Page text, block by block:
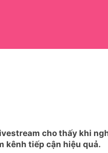
cho thấy khi
kênh tiếp cận hiệu quả.